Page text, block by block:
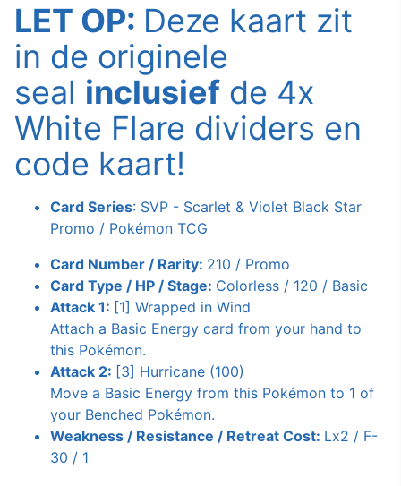
LET OP: Deze kaart zit
in de originele
seal inclusief de 4x
White Flare dividers en
code kaart!
Card Series: SVP - Scarlet & Violet Black Star
Promo / Pokémon TCG
Card Number / Rarity: 210 / Promo
Card Type / HP / Stage: Colorless / 120 / Basic
Attack 1: [1] Wrapped in Wind
Attach a Basic Energy card from your hand to
this Pokémon.
Attack 2: [3] Hurricane (100)
Move a Basic Energy from this Pokémon to 1 of
your Benched Pokémon.
Weakness / Resistance / Retreat Cost: Lx2 / F-
30 / 1